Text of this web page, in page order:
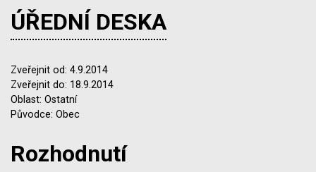
ÚŘEDNÍ DESKA
Zveřejnit od: 4.9.2014
Zveřejnit do: 18.9.2014
Oblast: Ostatní
Původce: Obec
Rozhodnutí